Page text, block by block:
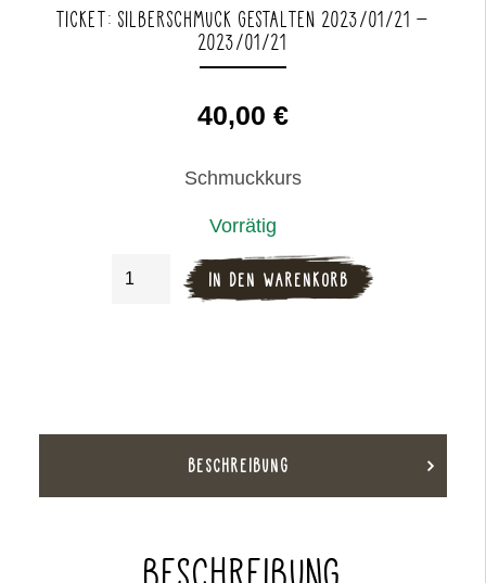
TICKET: SILBERSCHMUCK GESTALTEN 2023/01/21 –
2023/01/21
40,00 €
Schmuckkurs
Vorrätig
Ticket:
Silberschmuck
IN DEN WARENKORB
BESCHREIBUNG